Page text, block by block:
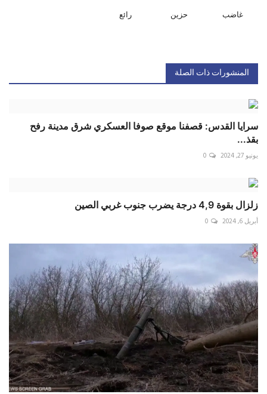
غاضب حزين رائع
المنشورات ذات الصلة
‏سرايا القدس: قصفنا موقع صوفا العسكري شرق مدينة رفح
بقذ...
يونيو 27, 2024 0
زلزال بقوة 4,9 درجة يضرب جنوب غربي الصين
أبريل 6, 2024 0